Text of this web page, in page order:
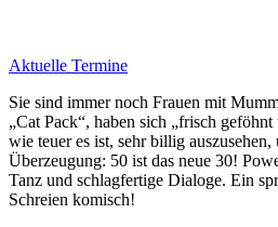
Aktuelle Termine
Sie sind immer noch Frauen mit
„Cat Pack“, haben sich „frisch
wie teuer es ist, sehr billig auszusehen,
Überzeugung: 50 ist das neue 30!
Tanz und schlagfertige Dialoge. Ein
Schreien komisch!